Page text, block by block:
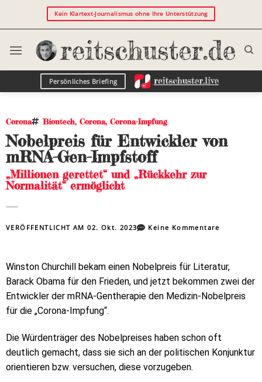
Kein Klartext-Journalismus ohne Ihre Unterstützung
Persönliches Briefing
Corona Biontech, Corona, Corona-Impfung
Nobelpreis für Entwickler von
mRNA-Gen-Impfstoff
„Millionen gerettet“ und „Rückkehr zur
Normalität“ ermöglicht
VERÖFFENTLICHT AM02. Okt. 2023 Keine Kommentare
Winston Churchill bekam einen Nobelpreis für Literatur,
Barack Obama für den Frieden, und jetzt bekommen zwei der
Entwickler der mRNA-Gentherapie den Medizin-Nobelpreis
für die „Corona-Impfung“.
Die Würdenträger des Nobelpreises haben schon oft
deutlich gemacht, dass sie sich an der politischen Konjunktur
orientieren bzw. versuchen, diese vorzugeben.